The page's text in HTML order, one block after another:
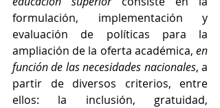
formulación, implementación y
evaluación de políticas para la
ampliación de la oferta académica, en
función de las necesidades nacionales, a
partir de diversos criterios, entre
ellos: la inclusión, gratuidad,